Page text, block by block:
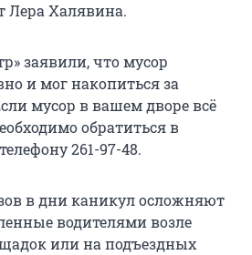
Лера Халявина.
заявили, что мусор
и мог накопиться за
мусор в вашем дворе всё
обратиться в
261-97-48.
в дни каникул осложняют
водителями возле
или на подъездных